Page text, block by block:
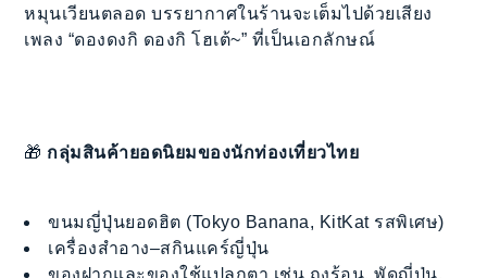
หมุนเวียนตลอด บรรยากาศในร้านจะเต็มไปด้วยเสียง
เพลง “ดองดงกิ ดองกิ โฮเต้~” ที่เป็นเอกลักษณ์
🎁 กลุ่มสินค้ายอดนิยมของนักท่องเที่ยวไทย
ขนมญี่ปุ่นยอดฮิต (Tokyo Banana, KitKat รสพิเศษ)
เครื่องสำอาง–สกินแคร์ญี่ปุ่น
ของฝากและของใช้แปลกตา เช่น ถุงร้อน, พัดญี่ปุ่น,